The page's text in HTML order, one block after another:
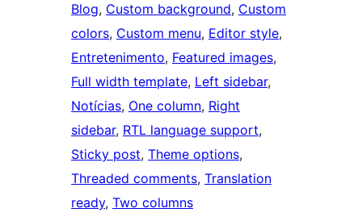
Blog, Custom background, Custom
colors, Custom menu, Editor style
Entretenimento, Featured images
Full width template, Left sidebar
Notícias, One column, Right
sidebar, RTL language support
Sticky post, Theme options
Threaded comments, Translation
ready, Two columns